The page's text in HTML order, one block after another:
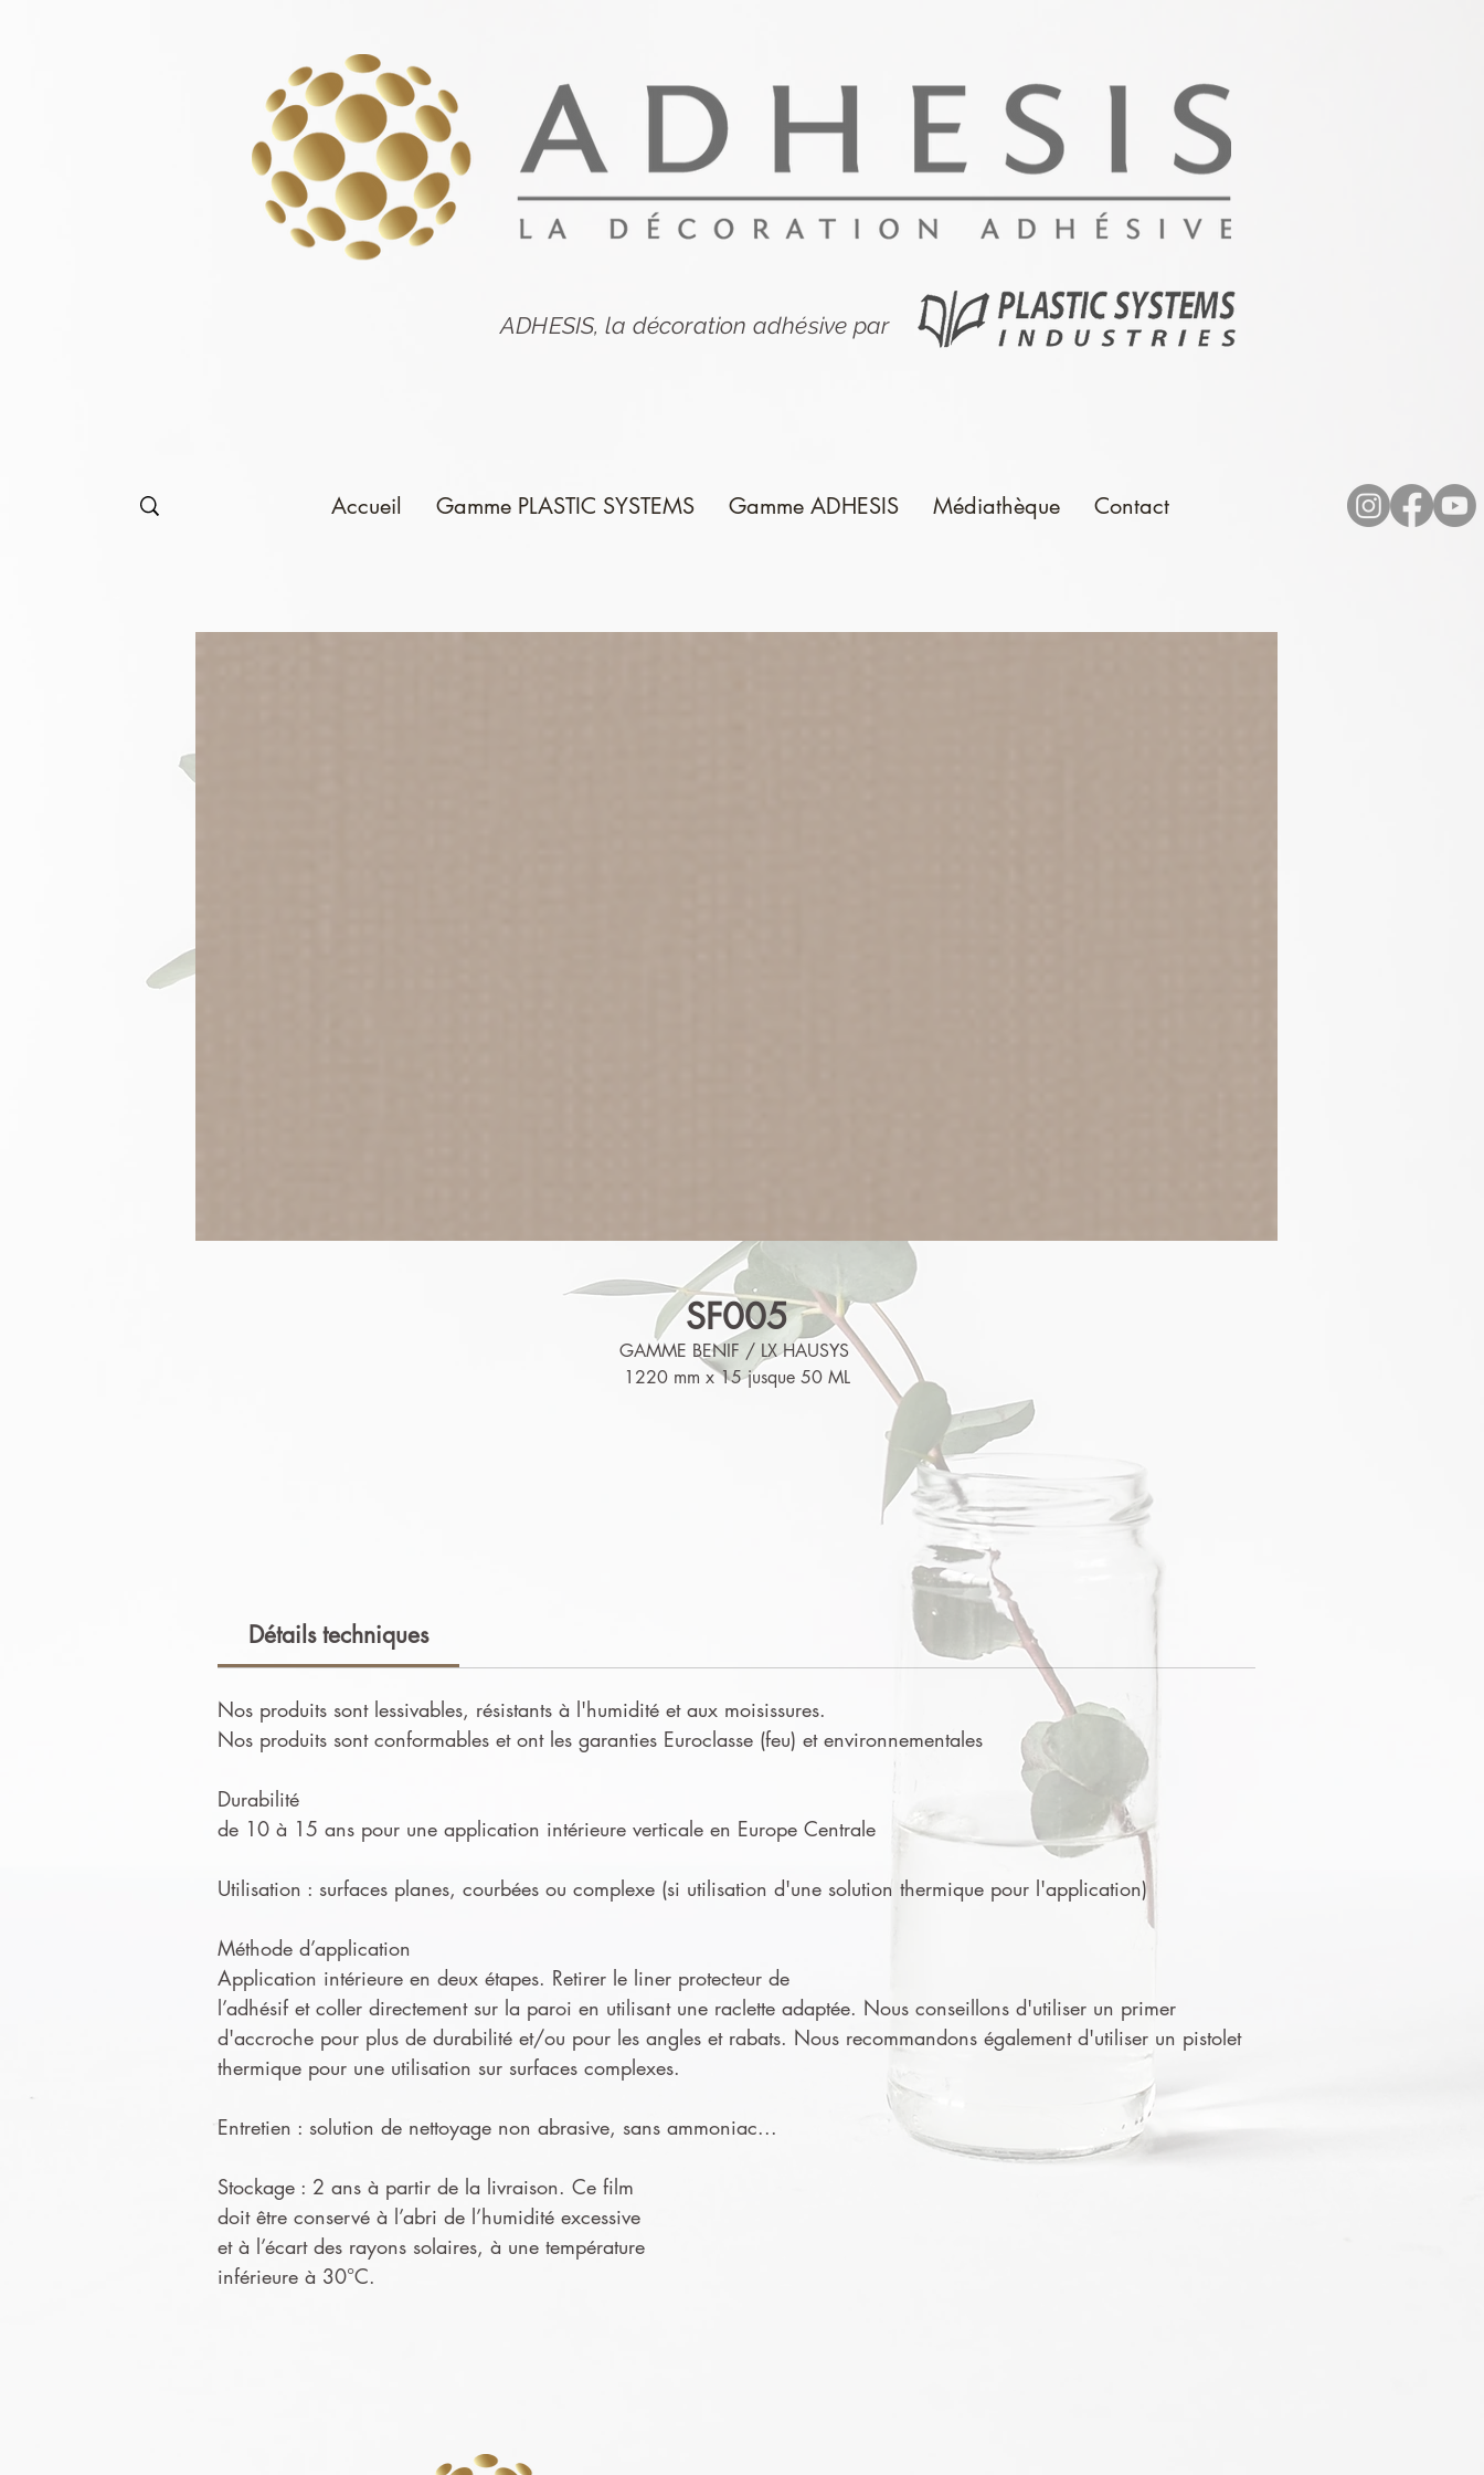
ADHESIS, la décoration adhésive par
Accueil Gamme PLASTIC SYSTEMS Gamme ADHESIS Médiathèque Contact
SF005
GAMME BENIF / LX HAUSYS
1220 mm x 15 jusque 50 ML
Détails techniques
Nos produits sont lessivables, résistants à l'humidité et aux moisissures.
Nos produits sont conformables et ont les garanties Euroclasse (feu) et environnementales
Durabilité
de 10 à 15 ans pour une application intérieure verticale en Europe Centrale
Utilisation : surfaces planes, courbées ou complexe (si utilisation d'une solution thermique pour l'application)
Méthode d’application
Application intérieure en deux étapes. Retirer le liner protecteur de
l’adhésif et coller directement sur la paroi en utilisant une raclette adaptée. Nous conseillons d'utiliser un primer
d'accroche pour plus de durabilité et/ou pour les angles et rabats. Nous recommandons également d'utiliser un pistolet
thermique pour une utilisation sur surfaces complexes.
Entretien : solution de nettoyage non abrasive, sans ammoniac...
Stockage : 2 ans à partir de la livraison. Ce film
doit être conservé à l’abri de l’humidité excessive
et à l’écart des rayons solaires, à une température
inférieure à 30°C.